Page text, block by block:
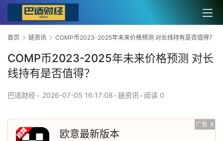
首页 链资讯 COMP币2023-2025年未来价格预测 对长线持有是否值得？
COMP币2023-2025年未来价格预测 对长
线持有是否值得？
巴适财经• 2026-07-05 16:17:08 •链资讯 • 阅读 0
广告 X
欧意最新版本